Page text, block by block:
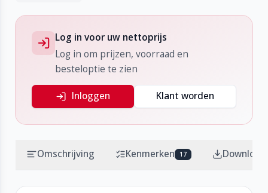
Log in voor uw nettoprijs
Log in om prijzen, voorraad en
besteloptie te zien
Inloggen Klant worden
Omschrijving Kenmerken 17